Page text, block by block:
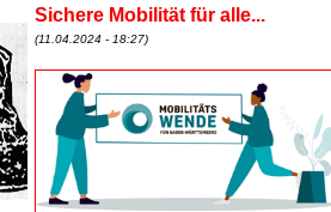
Sichere Mobilität für alle...
(11.04.2024 - 18:27)